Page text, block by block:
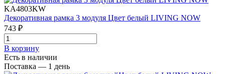
KA4803KW
Декоративная рамка 3 модуля Цвет белый LIVING NOW
743 ₽
В корзинy
Есть в наличии
Поставка — 1 день